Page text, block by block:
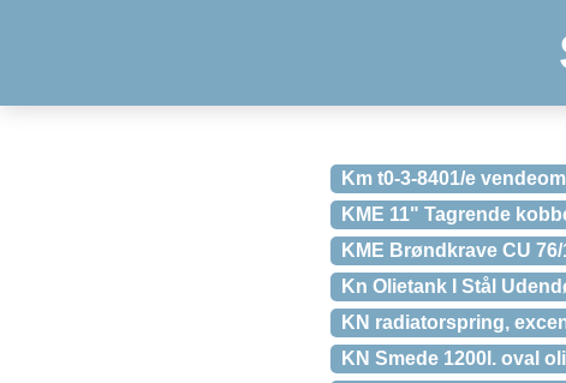
Km t0-3-8401/e
KME 11" Tagrende
KME Brøndkrave CU 76/
Kn Olietank I Stål
KN radiatorspring,
KN Smede 1200l. oval